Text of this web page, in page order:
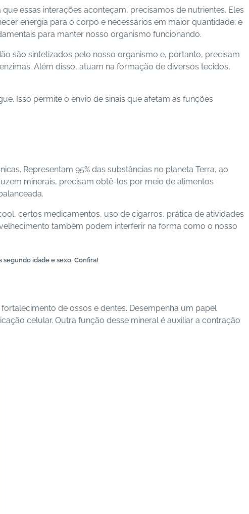
essas interações aconteçam, precisamos de nutrientes. Eles
energia para o corpo e necessários em maior quantidade; e
para manter nosso organismo funcionando.
são sintetizados pelo nosso organismo e, portanto, precisam
Além disso, atuam na formação de diversos tecidos,
Isso permite o envio de sinais que afetam as funções
Representam 95% das substâncias no planeta Terra, ao
minerais, precisam obtê-los por meio de alimentos
certos medicamentos, uso de cigarros, prática de atividades
também podem interferir na forma como o nosso
segundo idade e sexo. Confira!
de ossos e dentes. Desempenha um papel
celular. Outra função desse mineral é auxiliar a contração